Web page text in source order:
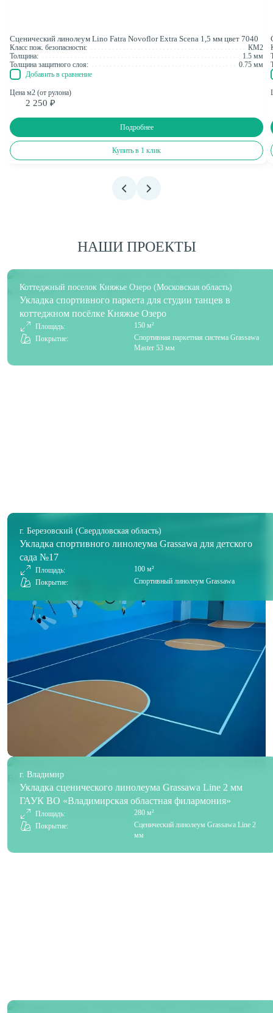
Сценический линолеум Lino Fatra Novoflor Extra Scena 1,5 мм цвет 7040
Класс пож. безопасности:
КМ2
Толщина:
1.5 мм
Толщина защитного слоя:
0.75 мм
Добавить в сравнение
Цена м2 (от рулона)
2 250 ₽
Подробнее
Купить в 1 клик
НАШИ ПРОЕКТЫ
Коттеджный поселок Княжье Озеро (Московская область)
Укладка спортивного паркета для студии танцев в
коттеджном посёлке Княжье Озеро
Площадь:
150 м²
Покрытие:
Спортивная паркетная система Grassawa
Master 53 мм
г. Березовский (Свердловская область)
Укладка спортивного линолеума Grassawa для детского
сада №17
Площадь:
100 м²
Покрытие:
Спортивный линолеум Grassawa
г. Владимир
Укладка сценического линолеума Grassawa Line 2 мм
ГАУК ВО «Владимирская областная филармония»
Площадь:
280 м²
Покрытие:
Сценический линолеум Grassawa Line 2
мм